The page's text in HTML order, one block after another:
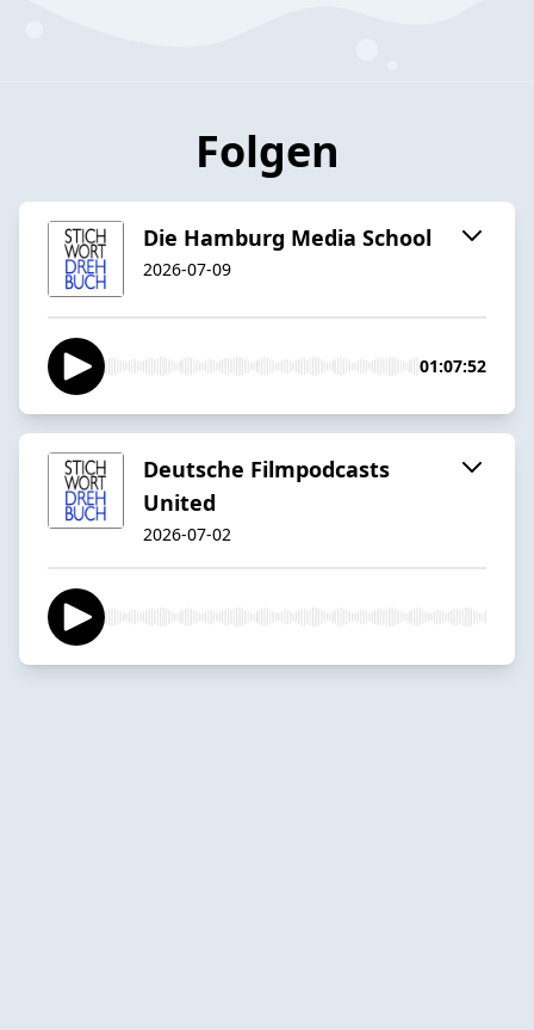
Folgen
Die Hamburg Media School
2026-07-09
01:07:52
Deutsche Filmpodcasts
United
2026-07-02